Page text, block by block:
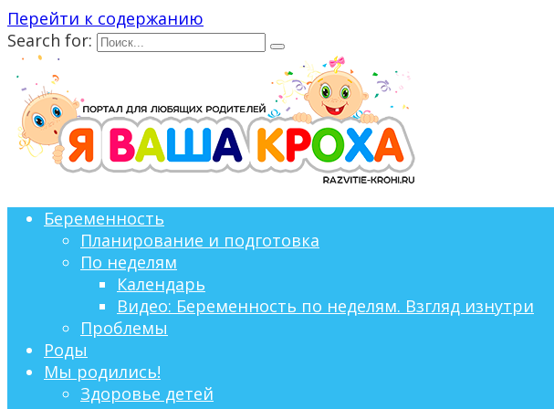
Перейти к содержанию
Search for:
Беременность
Планирование и подготовка
По неделям
Календарь
Видео: Беременность по неделям. Взгляд изнутри
Проблемы
Роды
Мы родились!
Здоровье детей